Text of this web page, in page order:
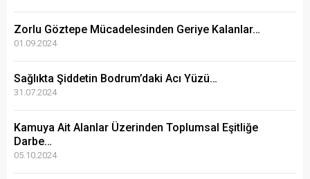
Zorlu Göztepe Mücadelesinden Geriye Kalanlar…
01.09.2024
Sağlıkta Şiddetin Bodrum’daki Acı Yüzü…
31.07.2024
Kamuya Ait Alanlar Üzerinden Toplumsal Eşitliğe
Darbe…
05.10.2024